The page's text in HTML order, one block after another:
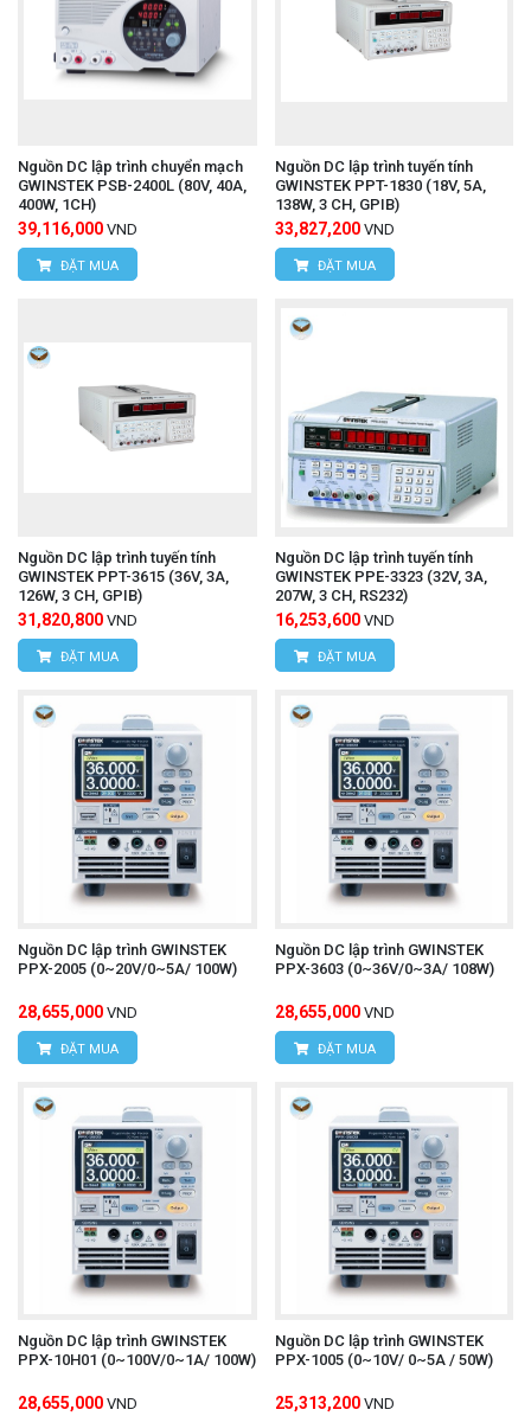
Nguồn DC lập trình chuyển mạch
GWINSTEK PSB-2400L (80V, 40A,
400W, 1CH)
39,116,000 VND
ĐẶT MUA
Nguồn DC lập trình tuyến tính
GWINSTEK PPT-1830 (18V, 5A,
138W, 3 CH, GPIB)
33,827,200 VND
ĐẶT MUA
Nguồn DC lập trình tuyến tính
GWINSTEK PPT-3615 (36V, 3A,
126W, 3 CH, GPIB)
31,820,800 VND
ĐẶT MUA
Nguồn DC lập trình tuyến tính
GWINSTEK PPE-3323 (32V, 3A,
207W, 3 CH, RS232)
16,253,600 VND
ĐẶT MUA
Nguồn DC lập trình GWINSTEK
PPX-2005 (0~20V/0~5A/ 100W)
28,655,000 VND
ĐẶT MUA
Nguồn DC lập trình GWINSTEK
PPX-3603 (0~36V/0~3A/ 108W)
28,655,000 VND
ĐẶT MUA
Nguồn DC lập trình GWINSTEK
PPX-10H01 (0~100V/0~1A/ 100W)
28,655,000 VND
Nguồn DC lập trình GWINSTEK
PPX-1005 (0~10V/ 0~5A / 50W)
25,313,200 VND